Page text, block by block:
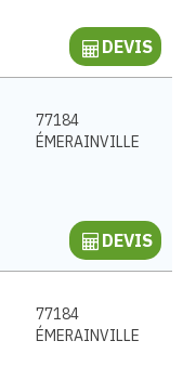
DEVIS
77184
ÉMERAINVILLE
DEVIS
77184
ÉMERAINVILLE